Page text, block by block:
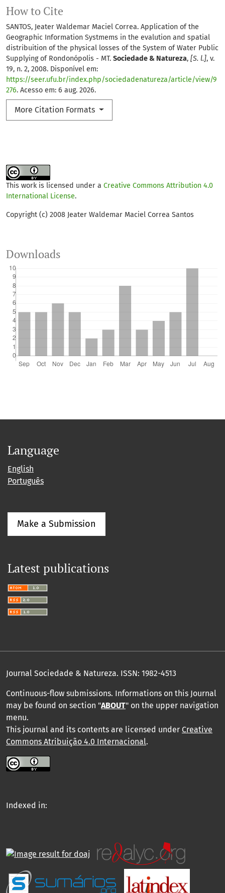
How to Cite
SANTOS, Jeater Waldemar Maciel Correa. Application of the
Geographic Information Systmems in the evalution and spatial
distribuition of the physical losses of the System of Water Public
Supplying of Rondonópolis - MT. Sociedade & Natureza, [S. l.], v.
19, n. 2, 2008. Disponível em:
https://seer.ufu.br/index.php/sociedadenatureza/article/view/9
276. Acesso em: 6 aug. 2026.
More Citation Formats
This work is licensed under a Creative Commons Attribution 4.0
International License.
Copyright (c) 2008 Jeater Waldemar Maciel Correa Santos
Downloads
Language
English
Português
Make a Submission
Latest publications
Journal Sociedade & Natureza. ISSN: 1982-4513
Continuous-flow submissions. Informations on this Journal
may be found on section "ABOUT" on the upper navigation
menu.
This journal and its contents are licensed under Creative
Commons Atribuição 4.0 Internacional.
Indexed in: